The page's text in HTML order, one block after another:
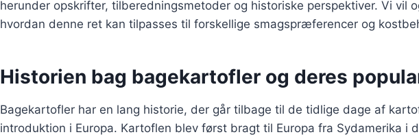
herunder opskrifter, tilberedningsmetoder og historiske perspektiver. Vi vil
hvordan denne ret kan tilpasses til forskellige smagspræferencer og
Historien bag bagekartofler og deres
Bagekartofler har en lang historie, der går tilbage til de tidlige dage af
introduktion i Europa. Kartoflen blev først bragt til Europa fra Sydamerika i